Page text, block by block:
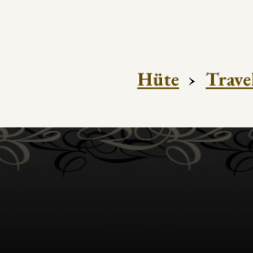
Hüte ›